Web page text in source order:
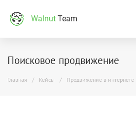
Walnut Team
Поисковое продвижение
Главная Кейсы Продвижение в интернете